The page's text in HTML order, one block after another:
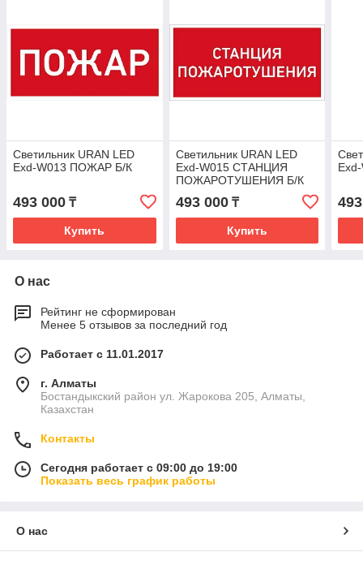
Светильник URAN LED
Exd-W013 ПОЖАР Б/К
493 000 ₸
Купить
Светильник URAN LED
Exd-W015 СТАНЦИЯ
ПОЖАРОТУШЕНИЯ Б/К
493 000₸
Купить
О нас
Рейтинг не сформирован
Менее 5 отзывов за последний год
Работает с 11.01.2017
г. Алматы
Бостандыкский район ул. Жарокова 205, Алматы,
Казахстан
Контакты
Сегодня работает с 09:00 до 19:00
Показать весь график работы
О нас